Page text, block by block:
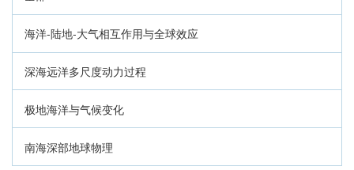
海洋-陆地-大气相互作用与全球效应
深海远洋多尺度动力过程
极地海洋与气候变化
南海深部地球物理